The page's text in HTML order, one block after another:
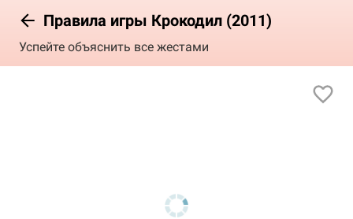
Правила игры Крокодил (2011)
Успейте объяснить все жестами